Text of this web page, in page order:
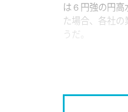
は６円強の円高
た場合、各社の
うだ。